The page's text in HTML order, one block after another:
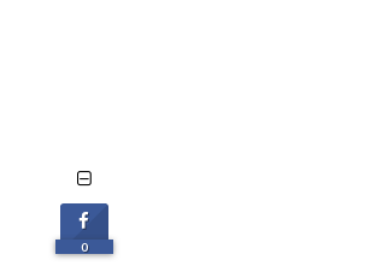
0